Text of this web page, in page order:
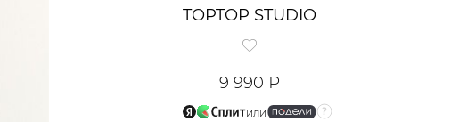
TOPTOP STUDIO
9 990 ₽
или